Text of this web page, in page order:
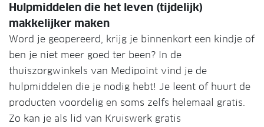
Hulpmiddelen die het leven (tijdelijk)
makkelijker maken
Word je geopereerd, krijg je binnenkort een kindje of
ben je niet meer goed ter been? In de
thuiszorgwinkels van Medipoint vind je de
hulpmiddelen die je nodig hebt! Je leent of huurt de
producten voordelig en soms zelfs helemaal gratis.
Zo kan je als lid van Kruiswerk gratis